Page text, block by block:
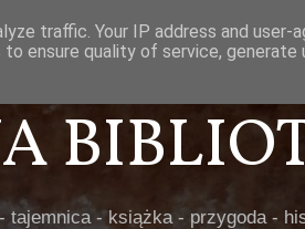
- książka - przygoda -
traffic. Your IP address and user-
ensure quality of service, generate